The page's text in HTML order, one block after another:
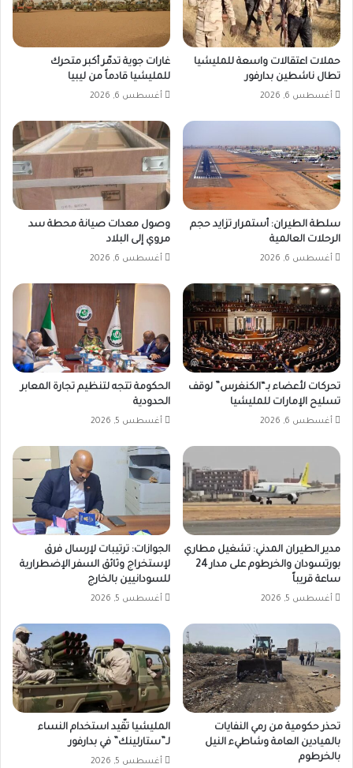
حملات اعتقالات واسعة للمليشيا
تطال ناشطين بدارفور
أغسطس 6, 2026
غارات جوية تدمّر أكبر متحرك
للمليشيا قادماً من ليبيا
أغسطس 6, 2026
سلطة الطيران: أستمرار تزايد حجم
الرحلات العالمية
أغسطس 6, 2026
وصول معدات صيانة محطة سد
مروي إلى البلاد
أغسطس 6, 2026
تحركات لأعضاء بـ“الكنغرس” لوقف
تسليح الإمارات للمليشيا
أغسطس 6, 2026
الحكومة تتجه لتنظيم تجارة المعابر
الحدودية
أغسطس 5, 2026
مدير الطيران المدني: تشغيل مطاري
بورتسودان والخرطوم على مدار 24
ساعة قريباً
أغسطس 5, 2026
الجوازات: ترتيبات لإرسال فرق
لإستخراج وثائق السفر الإضطرارية
للسودانيين بالخارج
أغسطس 5, 2026
تحذر حكومية من رمي النفايات
بالميادين العامة وشاطيء النيل
بالخرطوم
المليشيا تقّيد استخدام النساء
لـ”ستارلينك” في بدارفور
أغسطس 5, 2026